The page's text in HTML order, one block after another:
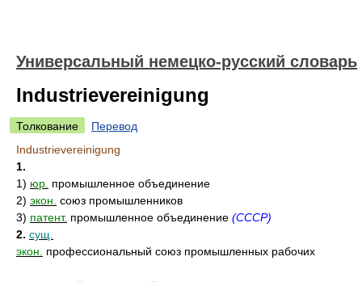
Универсальный немецко-русский словарь
Industrievereinigung
Толкование
Перевод
Industrievereinigung
1.
1) юр. промышленное объединение
2) экон. союз промышленников
3) патент. промышленное объединение (СССР)
2. сущ.
экон.
профессиональный союз промышленных рабочих